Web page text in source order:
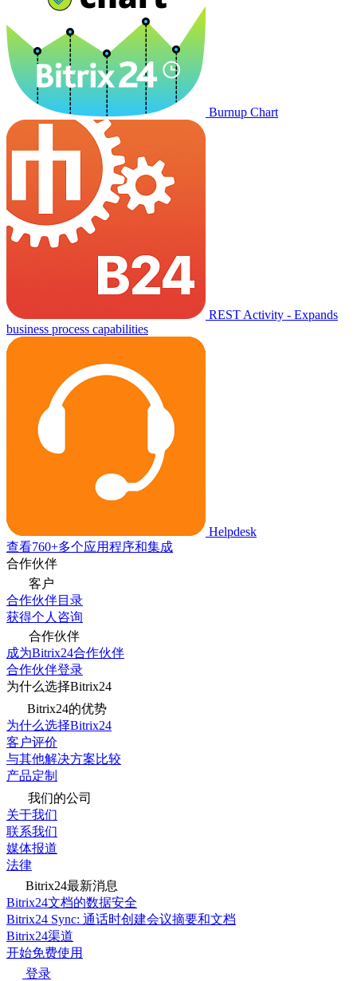
Burnup Chart
REST Activity - Expands
business process capabilities
Helpdesk
查看760+多个应用程序和集成
合作伙伴
客户
合作伙伴目录
获得个人咨询
合作伙伴
成为Bitrix24合作伙伴
合作伙伴登录
为什么选择Bitrix24
Bitrix24的优势
为什么选择Bitrix24
客户评价
与其他解决方案比较
产品定制
我们的公司
关于我们
联系我们
媒体报道
法律
Bitrix24最新消息
Bitrix24文档的数据安全
Bitrix24 Sync: 通话时创建会议摘要和文档
Bitrix24渠道
开始免费使用
登录